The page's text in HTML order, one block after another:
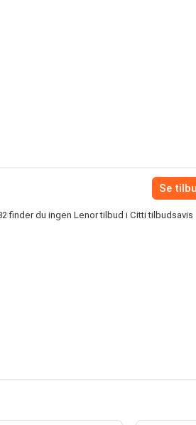
Se
finder du ingen Lenor tilbud i Citti tilbudsavis